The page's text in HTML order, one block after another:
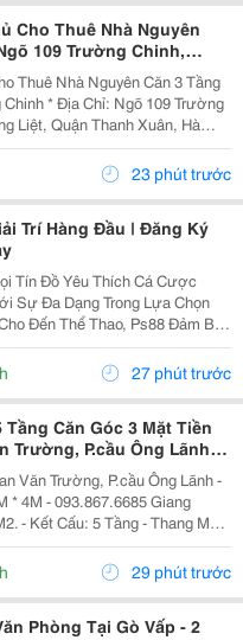
Cho Thuê Nhà Nguyên
109 Trường Chinh,
Thuê Nhà Nguyên Căn 3 Tầng
* Địa Chỉ: Ngõ 109 Trường
Liệt, Quận Thanh Xuân, Hà
Đẹp, Đường Ô Tô Tránh,
Kinh Doanh Hoặc Làm Văn...
23 phút trước
Trí Hàng Đầu | Đăng Ký
Tín Đồ Yêu Thích Cá Cược
Sự Đa Dạng Trong Lựa Chọn
Đến Thể Thao, Ps88 Đảm Bảo
Phút Thư Giãn Đầy Thú Vị Cho
Cam Kết Cung Cấp Dịch Vụ
27 phút trước
Tầng Căn Góc 3 Mặt Tiền
Trường, P.cầu Ông Lãnh-
Chào Giá Tốt
Văn Trường, P.cầu Ông Lãnh -
* 4M - 093.867.6685 Giang
Công Ra Rộng 4,5M - Các
Vp Cty. - Đang Sẵn...29 phút trước
Phòng Tại Gò Vấp - 2